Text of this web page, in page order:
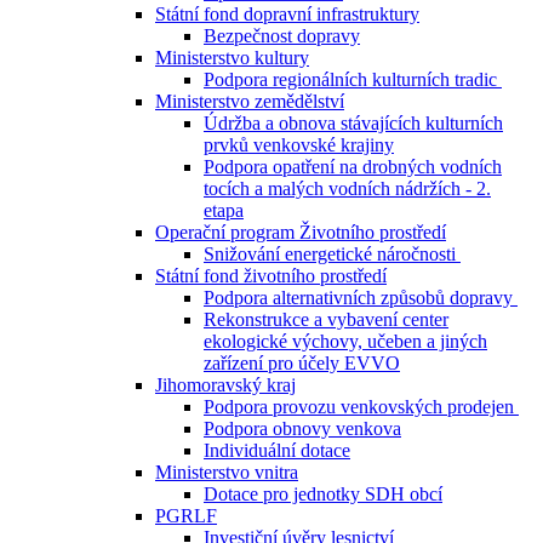
Státní fond dopravní infrastruktury
Bezpečnost dopravy
Ministerstvo kultury
Podpora regionálních kulturních tradic
Ministerstvo zemědělství
Údržba a obnova stávajících kulturních
prvků venkovské krajiny
Podpora opatření na drobných vodních
tocích a malých vodních nádržích - 2.
etapa
Operační program Životního prostředí
Snižování energetické náročnosti
Státní fond životního prostředí
Podpora alternativních způsobů dopravy
Rekonstrukce a vybavení center
ekologické výchovy, učeben a jiných
zařízení pro účely EVVO
Jihomoravský kraj
Podpora provozu venkovských prodejen
Podpora obnovy venkova
Individuální dotace
Ministerstvo vnitra
Dotace pro jednotky SDH obcí
PGRLF
Investiční úvěry lesnictví